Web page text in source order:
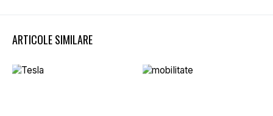
ARTICOLE SIMILARE